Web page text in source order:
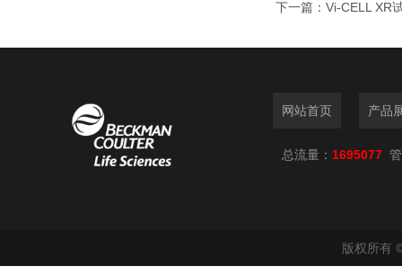
下一篇： Vi-CELL XR
网站首页 产品
总流量： 1695077
版权所有